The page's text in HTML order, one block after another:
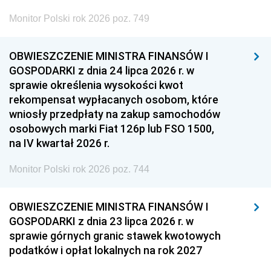
Monitor Polski rok 2026 poz. 749
OBWIESZCZENIE MINISTRA FINANSÓW I
GOSPODARKI z dnia 24 lipca 2026 r. w
sprawie określenia wysokości kwot
rekompensat wypłacanych osobom, które
wniosły przedpłaty na zakup samochodów
osobowych marki Fiat 126p lub FSO 1500,
na IV kwartał 2026 r.
Monitor Polski rok 2026 poz. 744
OBWIESZCZENIE MINISTRA FINANSÓW I
GOSPODARKI z dnia 23 lipca 2026 r. w
sprawie górnych granic stawek kwotowych
podatków i opłat lokalnych na rok 2027